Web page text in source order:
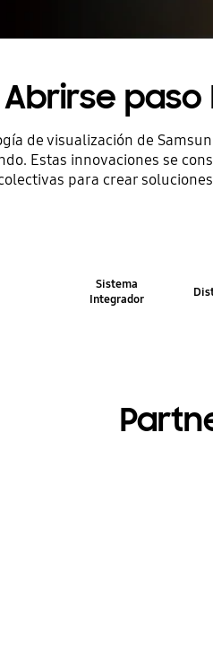
Abrirse
de visualización de
Estas innovaciones se
para crear
Sistema
Integrador